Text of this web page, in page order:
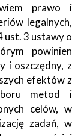
prawo i
legalnych,
ust. 3 ustawy o
powinien
i oszczędny, z
efektów z
metod i
celów, w
zadań, w